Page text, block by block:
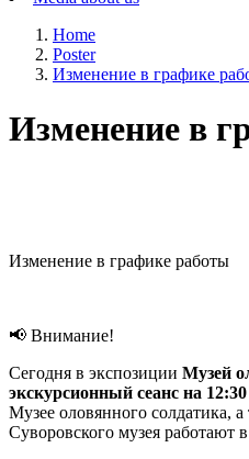
Home
Poster
Изменение в графике
Изменение в
Изменение в графике работы
📢 Внимание!
Сегодня в экспозиции Музей
экскурсионный сеанс на
Музее оловянного солдатика,
Суворовского музея работают